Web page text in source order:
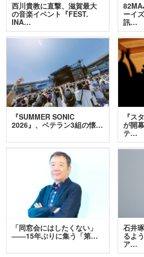
西川貴教に直撃、滋賀最大
の音楽イベント『FEST.
INA…
ーイ
訊…
『SUMMER SONIC
2026』、ベテラン3組の懐…
『ス
が開
テ…
「同窓会にはしたくない」
――15年ぶりに集う「第…
石井
るよ
ア…